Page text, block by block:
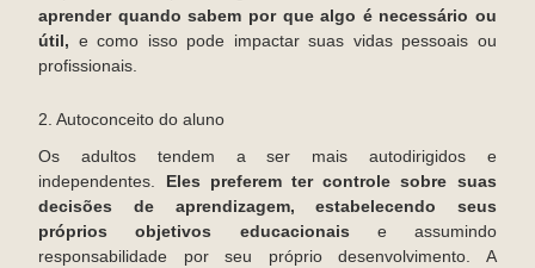
aprender quando sabem por que algo é necessário ou
útil, e como isso pode impactar suas vidas pessoais ou
profissionais.
2. Autoconceito do aluno
Os adultos tendem a ser mais autodirigidos e
independentes. Eles preferem ter controle sobre suas
decisões de aprendizagem, estabelecendo seus
próprios objetivos educacionais e assumindo
responsabilidade por seu próprio desenvolvimento. A